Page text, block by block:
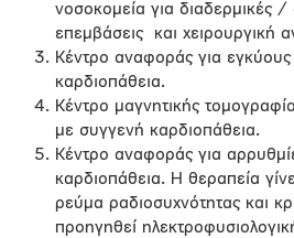
νοσοκομεία για διαδερμικές /
επεμβάσεις και χειρουργική
Κέντρο αναφοράς για
καρδιοπάθεια.
Κέντρο μαγνητικής
με συγγενή καρδιοπάθεια.
Κέντρο αναφοράς για
καρδιοπάθεια. Η θεραπεία
ρεύμα ραδιοσυχνότητας και
προηγηθεί